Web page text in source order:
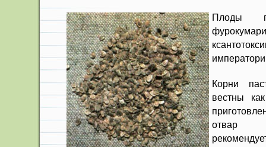
Плоды
Корни
вестны
отвар